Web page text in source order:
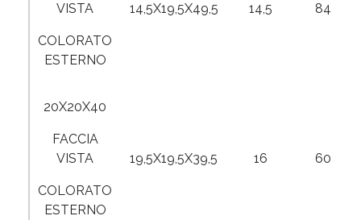
VISTA
COLORATO
ESTERNO
14,5X19,5X49,5 14,5 84
20X20X40
FACCIA
VISTA
COLORATO
ESTERNO
19,5X19,5X39,5 16 60